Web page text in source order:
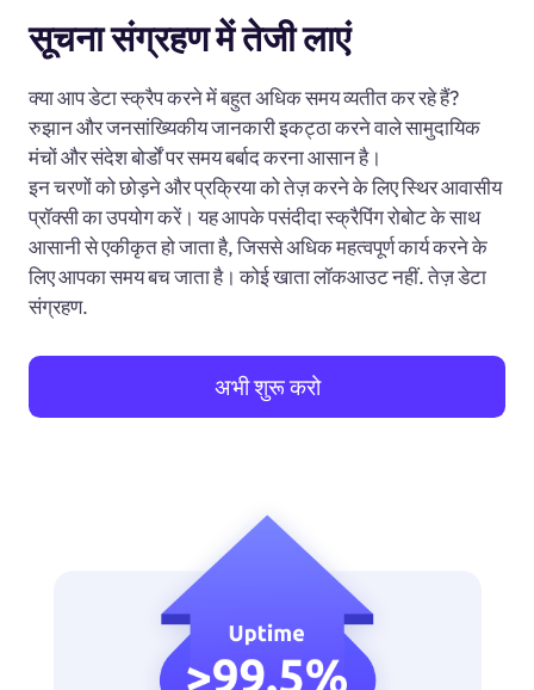
सूचना संग्रहण में तेजी लाएं
क्या आप डेटा स्क्रैप करने में बहुत अधिक समय व्यतीत कर रहे हैं?
रुझान और जनसांख्यिकीय जानकारी इकट्ठा करने वाले सामुदायिक
मंचों और संदेश बोर्डों पर समय बर्बाद करना आसान है।
इन चरणों को छोड़ने और प्रक्रिया को तेज़ करने के लिए स्थिर आवासीय
प्रॉक्सी का उपयोग करें। यह आपके पसंदीदा स्क्रैपिंग रोबोट के साथ
आसानी से एकीकृत हो जाता है, जिससे अधिक महत्वपूर्ण कार्य करने के
लिए आपका समय बच जाता है। कोई खाता लॉकआउट नहीं. तेज़ डेटा
संग्रहण.
अभी शुरू करो